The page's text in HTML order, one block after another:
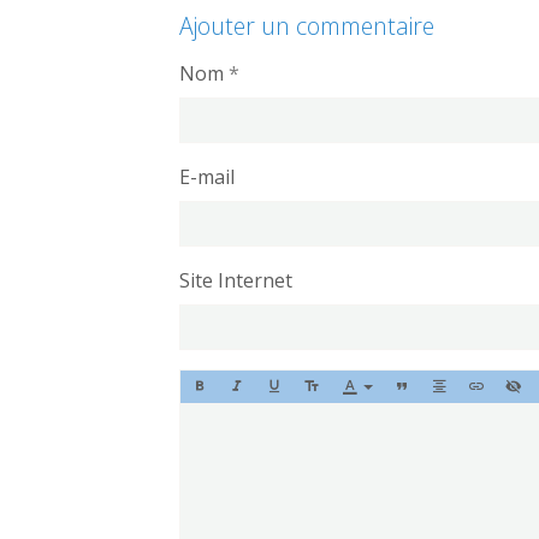
Ajouter un commentaire
Nom
E-mail
Site Internet